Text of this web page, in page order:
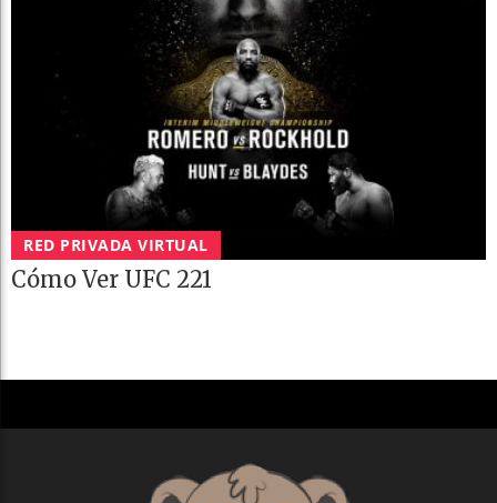
RED PRIVADA VIRTUAL
Cómo Ver UFC 221